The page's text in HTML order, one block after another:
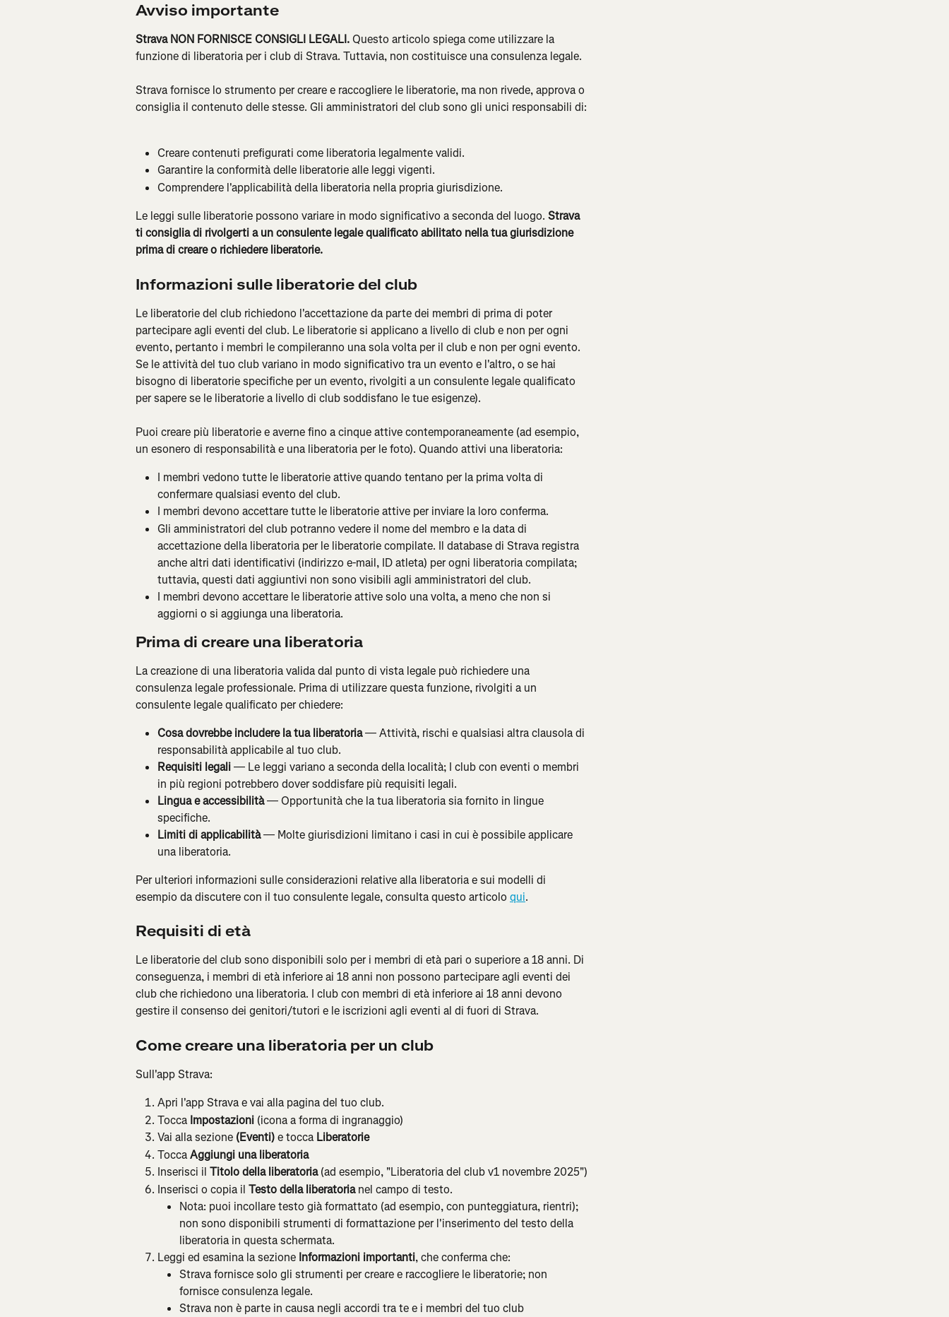
Avviso importante
Strava NON FORNISCE CONSIGLI LEGALI. Questo articolo spiega come utilizzare la
funzione di liberatoria per i club di Strava. Tuttavia, non costituisce una consulenza legale.
Strava fornisce lo strumento per creare e raccogliere le liberatorie, ma non rivede, approva o
consiglia il contenuto delle stesse. Gli amministratori del club sono gli unici responsabili di:
Creare contenuti prefigurati come liberatoria legalmente validi.
Garantire la conformità delle liberatorie alle leggi vigenti.
Comprendere l'applicabilità della liberatoria nella propria giurisdizione.
Le leggi sulle liberatorie possono variare in modo significativo a seconda del luogo. Strava
ti consiglia di rivolgerti a un consulente legale qualificato abilitato nella tua giurisdizione
prima di creare o richiedere liberatorie.
Informazioni sulle liberatorie del club
Le liberatorie del club richiedono l'accettazione da parte dei membri di prima di poter
partecipare agli eventi del club. Le liberatorie si applicano a livello di club e non per ogni
evento, pertanto i membri le compileranno una sola volta per il club e non per ogni evento.
Se le attività del tuo club variano in modo significativo tra un evento e l'altro, o se hai
bisogno di liberatorie specifiche per un evento, rivolgiti a un consulente legale qualificato
per sapere se le liberatorie a livello di club soddisfano le tue esigenze).
Puoi creare più liberatorie e averne fino a cinque attive contemporaneamente (ad esempio,
un esonero di responsabilità e una liberatoria per le foto). Quando attivi una liberatoria:
I membri vedono tutte le liberatorie attive quando tentano per la prima volta di
confermare qualsiasi evento del club.
I membri devono accettare tutte le liberatorie attive per inviare la loro conferma.
Gli amministratori del club potranno vedere il nome del membro e la data di
accettazione della liberatoria per le liberatorie compilate. Il database di Strava registra
anche altri dati identificativi (indirizzo e-mail, ID atleta) per ogni liberatoria compilata;
tuttavia, questi dati aggiuntivi non sono visibili agli amministratori del club.
I membri devono accettare le liberatorie attive solo una volta, a meno che non si
aggiorni o si aggiunga una liberatoria.
Prima di creare una liberatoria
La creazione di una liberatoria valida dal punto di vista legale può richiedere una
consulenza legale professionale. Prima di utilizzare questa funzione, rivolgiti a un
consulente legale qualificato per chiedere:
Cosa dovrebbe includere la tua liberatoria — Attività, rischi e qualsiasi altra clausola di
responsabilità applicabile al tuo club.
Requisiti legali — Le leggi variano a seconda della località; I club con eventi o membri
in più regioni potrebbero dover soddisfare più requisiti legali.
Lingua e accessibilità — Opportunità che la tua liberatoria sia fornito in lingue
specifiche.
Limiti di applicabilità — Molte giurisdizioni limitano i casi in cui è possibile applicare
una liberatoria.
Per ulteriori informazioni sulle considerazioni relative alla liberatoria e sui modelli di
esempio da discutere con il tuo consulente legale, consulta questo articolo qui.
Requisiti di età
Le liberatorie del club sono disponibili solo per i membri di età pari o superiore a 18 anni. Di
conseguenza, i membri di età inferiore ai 18 anni non possono partecipare agli eventi dei
club che richiedono una liberatoria. I club con membri di età inferiore ai 18 anni devono
gestire il consenso dei genitori/tutori e le iscrizioni agli eventi al di fuori di Strava.
Come creare una liberatoria per un club
Sull'app Strava:
Apri l'app Strava e vai alla pagina del tuo club.
Tocca Impostazioni (icona a forma di ingranaggio)
Vai alla sezione (Eventi) e tocca Liberatorie
Tocca Aggiungi una liberatoria
Inserisci il Titolo della liberatoria (ad esempio, "Liberatoria del club v1 novembre 2025")
Inserisci o copia il Testo della liberatoria nel campo di testo.
Nota: puoi incollare testo già formattato (ad esempio, con punteggiatura, rientri);
non sono disponibili strumenti di formattazione per l'inserimento del testo della
liberatoria in questa schermata.
Leggi ed esamina la sezione Informazioni importanti, che conferma che:
Strava fornisce solo gli strumenti per creare e raccogliere le liberatorie; non
fornisce consulenza legale.
Strava non è parte in causa negli accordi tra te e i membri del tuo club